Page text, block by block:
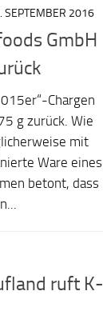
SEPTEMBER 2016
GmbH
Chargen
g zurück. Wie
mit
Ware eines
betont, dass
ruft K-